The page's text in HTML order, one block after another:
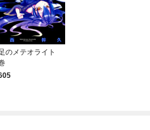
のメテオライト